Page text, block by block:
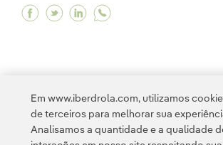
Facebook Como adotar un
Twitter Como adotar un
Linkedin Como
< 1 ... 9 10 11 12
Em www.iberdrola.com, utilizamos
de terceiros para melhorar sua
Analisamos a quantidade e a qualidade